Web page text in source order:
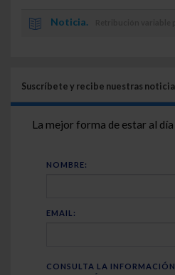
Noticia.
Suscríbete y recibe nuestras
La mejor forma de estar al día
NOMBRE:
EMAIL:
CONSULTA LA